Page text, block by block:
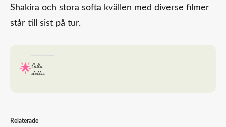
Shakira och stora softa kvällen med diverse filmer
står till sist på tur.
Gilla
detta:
Relaterade